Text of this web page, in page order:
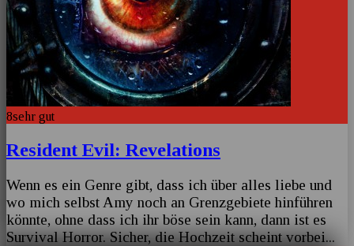
8sehr gut
Resident Evil: Revelations
Wenn es ein Genre gibt, dass ich über alles liebe und
wo mich selbst Amy noch an Grenzgebiete hinführen
könnte, ohne dass ich ihr böse sein kann, dann ist es
Survival Horror. Sicher, die Hochzeit scheint vorbei...